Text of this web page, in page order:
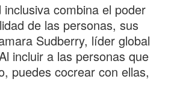
combina el poder
de las personas, sus
Sudberry, líder global
incluir a las personas que
puedes cocrear con ellas,